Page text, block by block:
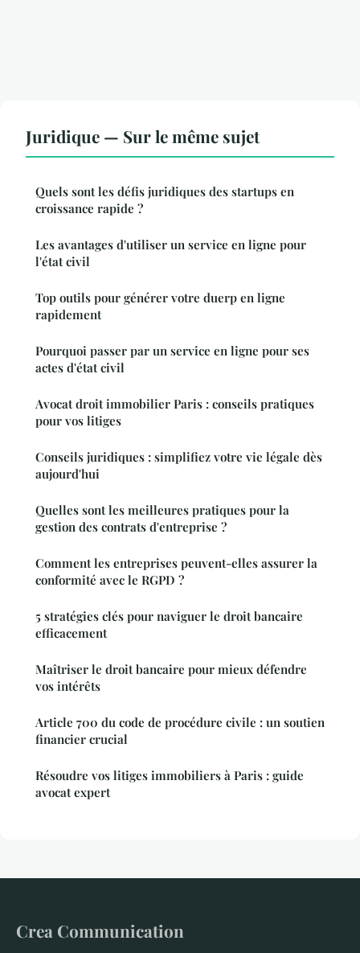
Juridique — Sur le même sujet
Quels sont les défis juridiques des startups en
croissance rapide ?
Les avantages d'utiliser un service en ligne pour
l'état civil
Top outils pour générer votre duerp en ligne
rapidement
Pourquoi passer par un service en ligne pour ses
actes d'état civil
Avocat droit immobilier Paris : conseils pratiques
pour vos litiges
Conseils juridiques : simplifiez votre vie légale dès
aujourd'hui
Quelles sont les meilleures pratiques pour la
gestion des contrats d'entreprise ?
Comment les entreprises peuvent-elles assurer la
conformité avec le RGPD ?
5 stratégies clés pour naviguer le droit bancaire
efficacement
Maîtriser le droit bancaire pour mieux défendre
vos intérêts
Article 700 du code de procédure civile : un soutien
financier crucial
Résoudre vos litiges immobiliers à Paris : guide
avocat expert
Crea Communication